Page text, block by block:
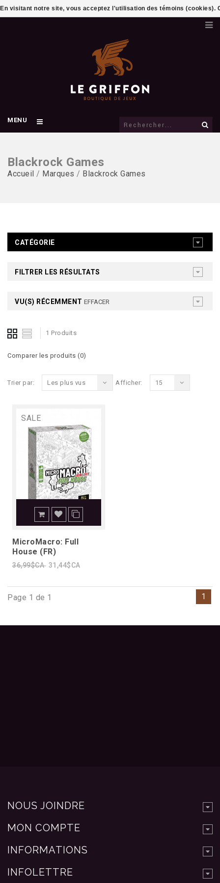
MENU
Blackrock Games
Accueil / Marques / Blackrock Games
CATÉGORIE
FILTRER LES RÉSULTATS
VU(S) RÉCEMMENT EFFACER
1 Produits
Comparer les produits (0)
Trier par: Les plus vus Afficher: 15
SALE
MicroMacro: Full
House (FR)
36,99$CA 31,44$CA
Page 1 de 1 1
NOUS JOINDRE
MON COMPTE
INFORMATIONS
INFOLETTRE
En visitant notre site, vous acceptez l'utilisation des témoins